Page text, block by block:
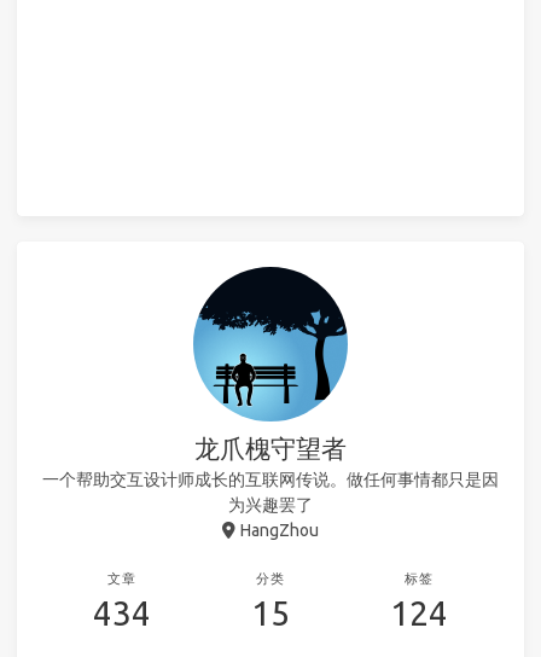
龙爪槐守望者
一个帮助交互设计师成长的互联网传说。做任何事情都只是因
为兴趣罢了
HangZhou
文章
434
分类
15
标签
124